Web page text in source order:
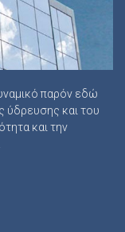
παρόν εδώ
ύδρευσης και του
και την